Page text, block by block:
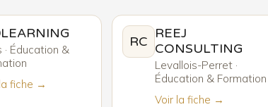
· Éducation &
fiche →
RC
REEJ
CONSULTING
Levallois-Perret ·
Éducation & Formation
Voir la fiche →